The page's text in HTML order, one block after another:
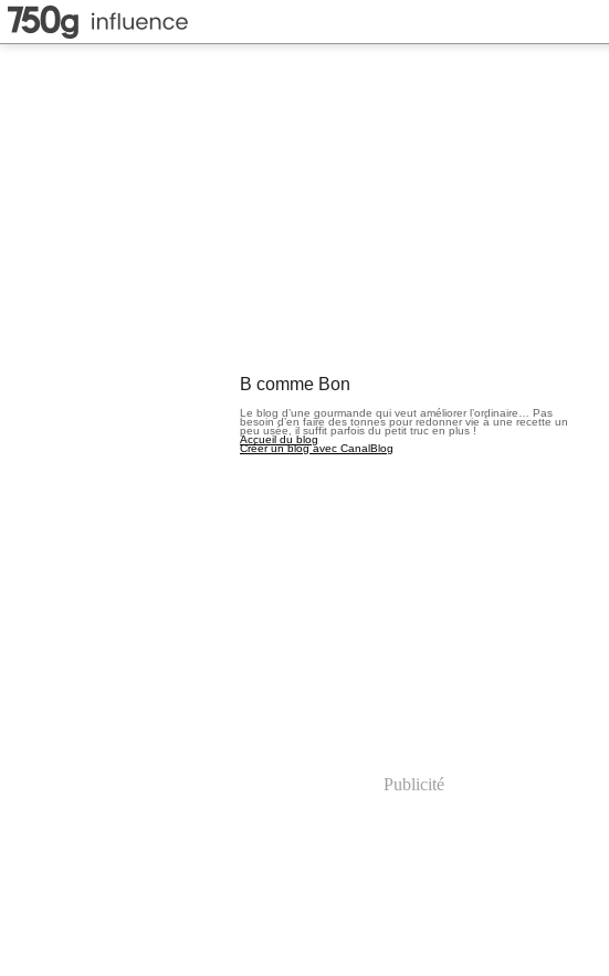
B comme Bon
Le blog d’une gourmande qui veut améliorer l’ordinaire… Pas
besoin d’en faire des tonnes pour redonner vie à une recette un
peu usée, il suffit parfois du petit truc en plus !
Accueil du blog
Créer un blog avec CanalBlog
Publicité